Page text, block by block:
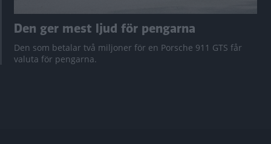
Den ger mest ljud för pengarna
Den som betalar två miljoner för en Porsche 911 GTS får
valuta för pengarna.